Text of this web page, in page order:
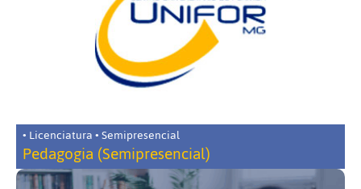
• Licenciatura • Semipresencial
Pedagogia (Semipresencial)